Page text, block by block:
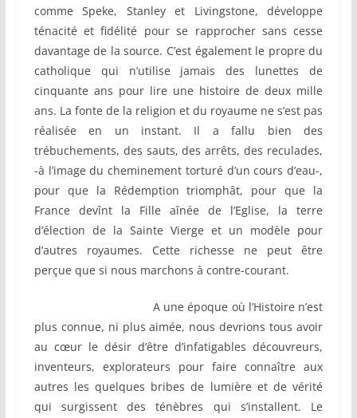
comme Speke, Stanley et Livingstone, développe
ténacité et fidélité pour se rapprocher sans cesse
davantage de la source. C’est également le propre du
catholique qui n’utilise jamais des lunettes de
cinquante ans pour lire une histoire de deux mille
ans. La fonte de la religion et du royaume ne s’est pas
réalisée en un instant. Il a fallu bien des
trébuchements, des sauts, des arrêts, des reculades,
-à l’image du cheminement torturé d’un cours d’eau-,
pour que la Rédemption triomphât, pour que la
France devînt la Fille aînée de l’Eglise, la terre
d’élection de la Sainte Vierge et un modèle pour
d’autres royaumes. Cette richesse ne peut être
perçue que si nous marchons à contre-courant.
A une époque où l’Histoire n’est
plus connue, ni plus aimée, nous devrions tous avoir
au cœur le désir d’être d’infatigables découvreurs,
inventeurs, explorateurs pour faire connaître aux
autres les quelques bribes de lumière et de vérité
qui surgissent des ténèbres qui s’installent. Le